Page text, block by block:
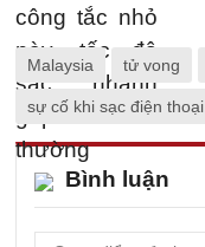
Malaysia tử vong
sự cố khi sạc điện thoại
Bình luận